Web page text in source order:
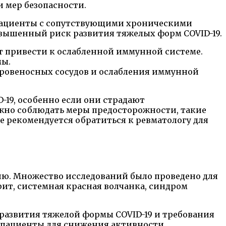
безопасности.
с сопутствующими хроническими
риск развития тяжелых форм COVID-19.
к ослабленной иммунной системе.
сосудов и ослабления иммунной
особенно если они страдают
соблюдать меры предосторожности, такие
обратиться к ревматологу для
Множество исследований было проведено для
системная красная волчанка, синдром
тяжелой формы COVID-19 и требования